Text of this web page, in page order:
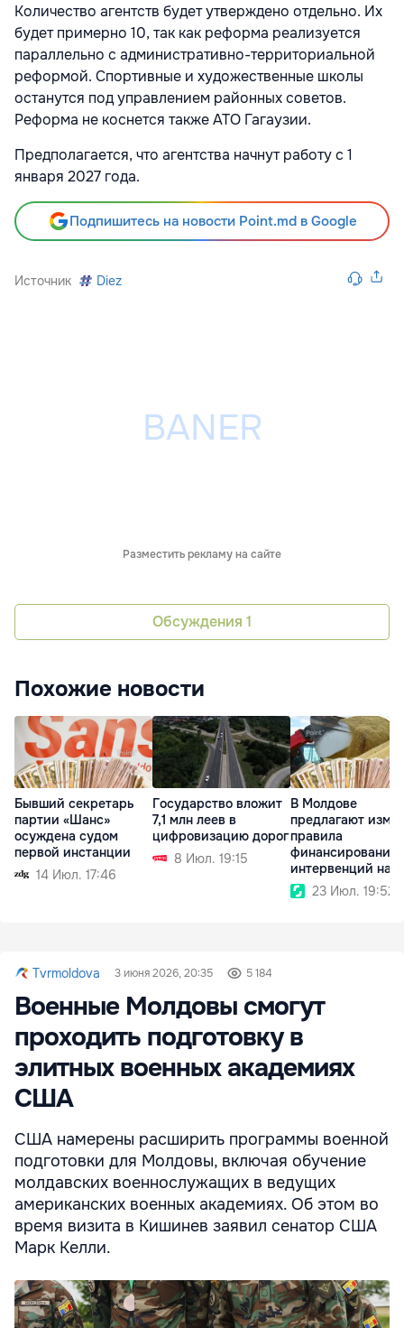
Количество агентств будет утверждено отдельно. Их
будет примерно 10, так как реформа реализуется
параллельно с административно-территориальной
реформой. Спортивные и художественные школы
останутся под управлением районных советов.
Реформа не коснется также АТО Гагаузии.
Предполагается, что агентства начнут работу с 1
января 2027 года.
Подпишитесь на новости Point.md в Google
Источник Diez
Разместить рекламу на сайте
Обсуждения 1
Похожие новости
Бывший секретарь
партии «Шанс»
осуждена судом
первой инстанции
14 Июл. 17:46
Государство вложит
7,1 млн леев в
цифровизацию дорог
8 Июл. 19:15
В Молдове
предлагают
правила
финансирования
интервенций на
аграрном рынке
23 Июл. 19:52
Tvrmoldova 3 июня 2026, 20:35 5 184
Военные Молдовы смогут
проходить подготовку в
элитных военных академиях
США
США намерены расширить программы военной
подготовки для Молдовы, включая обучение
молдавских военнослужащих в ведущих
американских военных академиях. Об этом во
время визита в Кишинев заявил сенатор США
Марк Келли.